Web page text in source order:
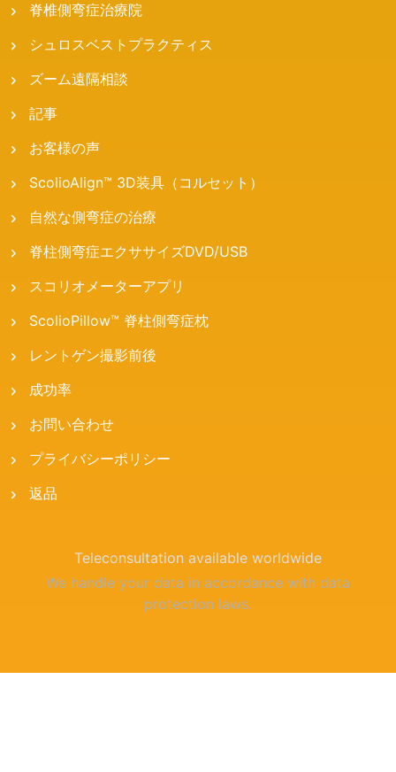
脊椎側弯症治療院
シュロスベストプラクティス
ズーム遠隔相談
記事
お客様の声
ScolioAlign™ 3D装具（コルセット）
自然な側弯症の治療
脊柱側弯症エクササイズDVD/USB
スコリオメーターアプリ
ScolioPillow™ 脊柱側弯症枕
レントゲン撮影前後
成功率
お問い合わせ
プライバシーポリシー
返品
Teleconsultation available worldwide
We handle your data in accordance with data
protection laws.